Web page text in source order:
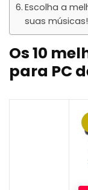
Escolha a
suas músicas!
Os 10
para PC